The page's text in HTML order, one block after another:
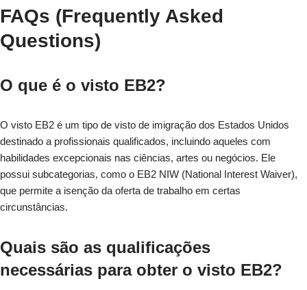
FAQs (Frequently Asked
Questions)
O que é o visto EB2?
O visto EB2 é um tipo de visto de imigração dos Estados Unidos
destinado a profissionais qualificados, incluindo aqueles com
habilidades excepcionais nas ciências, artes ou negócios. Ele
possui subcategorias, como o EB2 NIW (National Interest Waiver),
que permite a isenção da oferta de trabalho em certas
circunstâncias.
Quais são as qualificações
necessárias para obter o visto EB2?